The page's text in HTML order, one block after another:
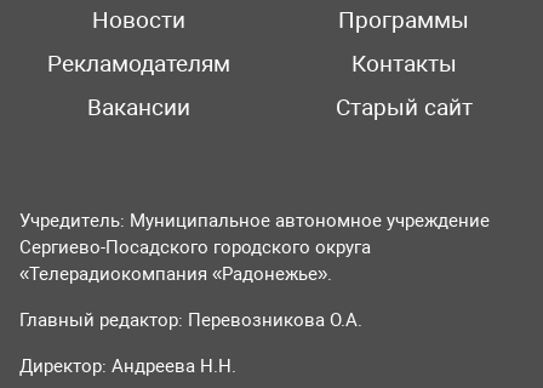
Новости
Программы
Рекламодателям
Контакты
Вакансии
Старый сайт
Учредитель: Муниципальное автономное учреждение
Сергиево-Посадского городского округа
«Телерадиокомпания «Радонежье».
Главный редактор: Перевозникова О.А.
Директор: Андреева Н.Н.